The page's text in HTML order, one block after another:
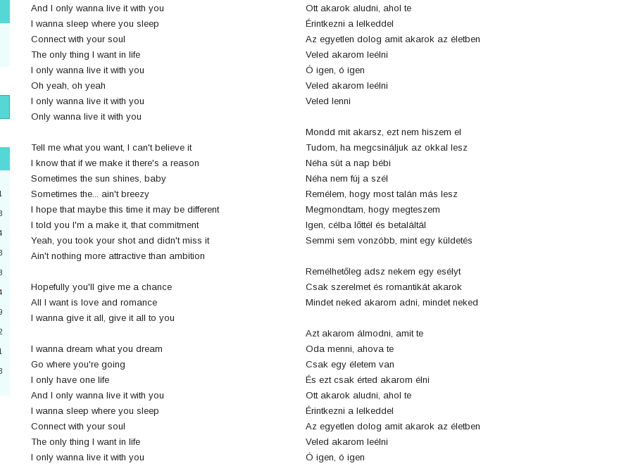
And I only wanna live it with you
I wanna sleep where you sleep
Connect with your soul
The only thing I want in life
I only wanna live it with you
Oh yeah, oh yeah
I only wanna live it with you
Only wanna live it with you
Tell me what you want, I can't believe it
I know that if we make it there's a reason
Sometimes the sun shines, baby
Sometimes the... ain't breezy
I hope that maybe this time it may be different
I told you I'm a make it, that commitment
Yeah, you took your shot and didn't miss it
Ain't nothing more attractive than ambition
Hopefully you'll give me a chance
All I want is love and romance
I wanna give it all, give it all to you
I wanna dream what you dream
Go where you're going
I only have one life
And I only wanna live it with you
I wanna sleep where you sleep
Connect with your soul
The only thing I want in life
I only wanna live it with you
Ott akarok aludni, ahol te
Érintkezni a lelkeddel
Az egyetlen dolog amit akarok az életben
Veled akarom leélni
Ó igen, ó igen
Veled akarom leélni
Veled lenni
Mondd mit akarsz, ezt nem hiszem el
Tudom, ha megcsináljuk az okkal lesz
Néha süt a nap bébi
Néha nem fúj a szél
Remélem, hogy most talán más lesz
Megmondtam, hogy megteszem
Igen, célba lőttél és betaláltál
Semmi sem vonzóbb, mint egy küldetés
Remélhetőleg adsz nekem egy esélyt
Csak szerelmet és romantikát akarok
Mindet neked akarom adni, mindet neked
Azt akarom álmodni, amit te
Oda menni, ahova te
Csak egy életem van
És ezt csak érted akarom élni
Ott akarok aludni, ahol te
Érintkezni a lelkeddel
Az egyetlen dolog amit akarok az életben
Veled akarom leélni
Ó igen, ó igen